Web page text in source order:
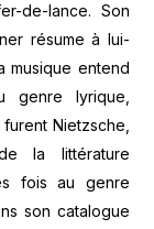
de-lance. Son
résume à lui-
musique entend
genre lyrique,
Nietzsche,
la littérature
fois au genre
son catalogue